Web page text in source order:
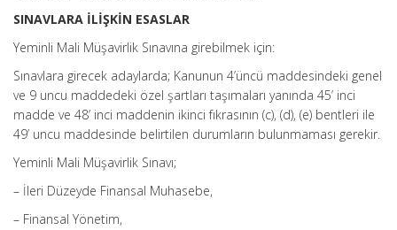
SINAVLARA İLİŞKİN ESASLAR
Yeminli Mali Müşavirlik Sınavına girebilmek için:
Sınavlara girecek adaylarda; Kanunun 4’üncü maddesindeki genel
ve 9 uncu maddedeki özel şartları taşımaları yanında 45’ inci
madde ve 48’ inci maddenin ikinci fıkrasının (c), (d), (e) bentleri ile
49’ uncu maddesinde belirtilen durumların bulunmaması gerekir.
Yeminli Mali Müşavirlik Sınavı;
– İleri Düzeyde Finansal Muhasebe,
– Finansal Yönetim,